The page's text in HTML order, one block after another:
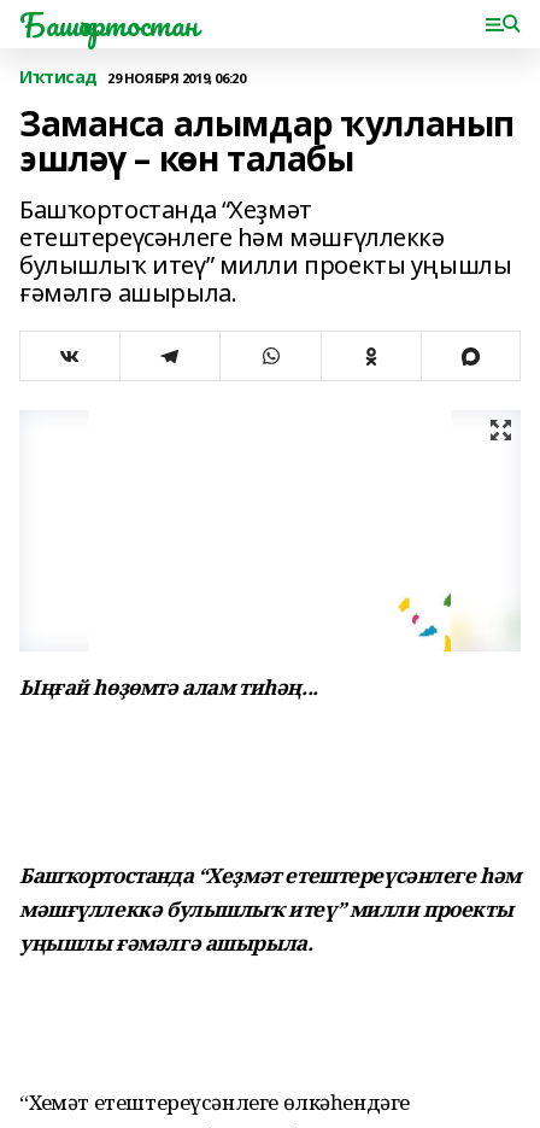
Башҡортостан
Иҡтисад 29 НОЯБРЯ 2019, 06:20
Заманса алымдар ҡулланып
эшләү – көн талабы
Башҡортостанда “Хеҙмәт
етештереүсәнлеге һәм мәшғүллеккә
булышлыҡ итеү” милли проекты уңышлы
ғәмәлгә ашырыла.
Ыңғай һөҙөмтә алам тиһәң...
Башҡортостанда “Хеҙмәт етештереүсәнлеге һәм
мәшғүллеккә булышлыҡ итеү” милли проекты
уңышлы ғәмәлгә ашырыла.
“Хеҙмәт етештереүсәнлеге өлкәһендәге